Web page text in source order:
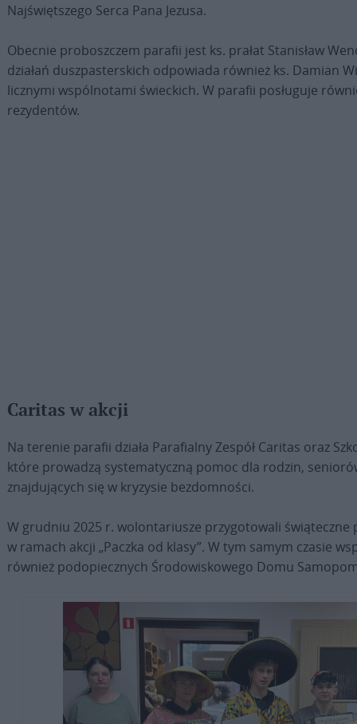
Najświętszego Serca Pana Jezusa.
Obecnie proboszczem parafii jest ks. prałat Stanisław
działań duszpasterskich odpowiada również ks. Damian
licznymi wspólnotami świeckich. W parafii posługuje
rezydentów.
Caritas w akcji
Na terenie parafii działa Parafialny Zespół Caritas oraz
które prowadzą systematyczną pomoc dla rodzin,
znajdujących się w kryzysie bezdomności.
W grudniu 2025 r. wolontariusze przygotowali świąteczne
w ramach akcji „Paczka od klasy”. W tym samym czasie
również podopiecznych Środowiskowego Domu